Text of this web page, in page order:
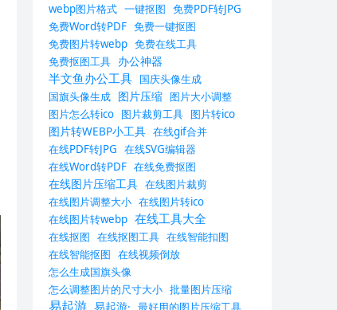
webp图片格式 一键抠图 免费PDF转JPG
免费Word转PDF 免费一键抠图
免费图片转webp 免费在线工具
免费抠图工具 办公神器
半文鱼办公工具 国庆头像生成
国旗头像生成 图片压缩 图片大小调整
图片怎么转ico 图片裁剪工具 图片转ico
图片转WEBP小工具 在线gif合并
在线PDF转JPG 在线SVG编辑器
在线Word转PDF 在线免费抠图
在线图片压缩工具 在线图片裁剪
在线图片调整大小 在线图片转ico
在线图片转webp 在线工具大全
在线抠图 在线抠图工具 在线智能扣图
在线智能抠图 在线视频倒放
怎么生成国旗头像
怎么调整图片的尺寸大小 批量图片压缩
易起游 易起游· 最好用的图片压缩工具